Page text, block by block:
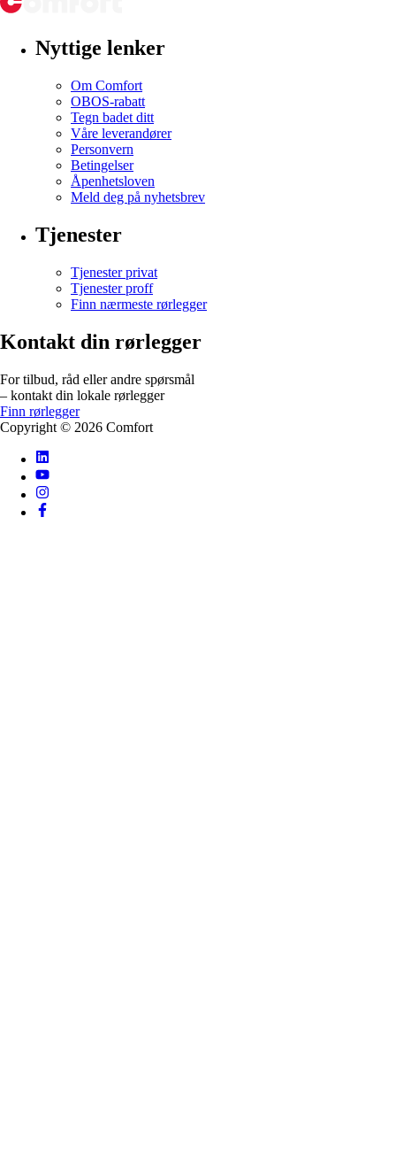
Nyttige lenker
Om Comfort
OBOS-rabatt
Tegn badet ditt
Våre leverandører
Personvern
Betingelser
Åpenhetsloven
Meld deg på nyhetsbrev
Tjenester
Tjenester privat
Tjenester proff
Finn nærmeste rørlegger
Kontakt din rørlegger
For tilbud, råd eller andre spørsmål
– kontakt din lokale rørlegger
Finn rørlegger
Copyright © 2026 Comfort